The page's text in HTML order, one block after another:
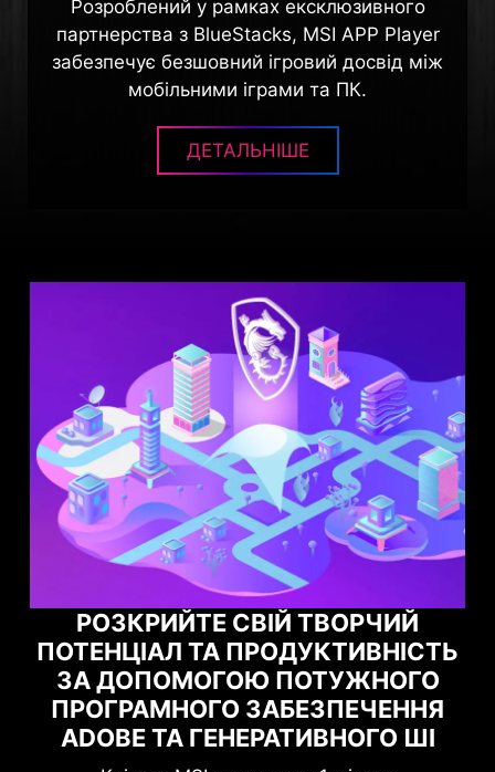
Розроблений у рамках ексклюзивного
партнерства з BlueStacks, MSI APP Player
забезпечує безшовний ігровий досвід між
мобільними іграми та ПК.
ДЕТАЛЬНІШЕ
ШІ
МАКСИМІЗУЙТЕ СВОЮ
ПРОДУКТИВНІСТЬ ЗА
ДОПОМОГОЮ NORTON
OPTIMIZER